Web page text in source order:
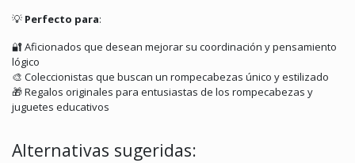
💡 Perfecto para:
🔐Aficionados que desean mejorar su coordinación y pensamiento
lógico
🎨 Coleccionistas que buscan un rompecabezas único y estilizado
🎁Regalos originales para entusiastas de los rompecabezas y
juguetes educativos
Alternativas sugeridas: